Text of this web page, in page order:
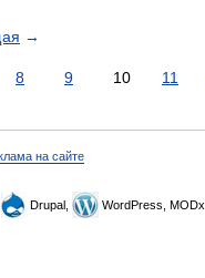
→
8 9 10 11
на сайте
Drupal, WordPress, MODx.